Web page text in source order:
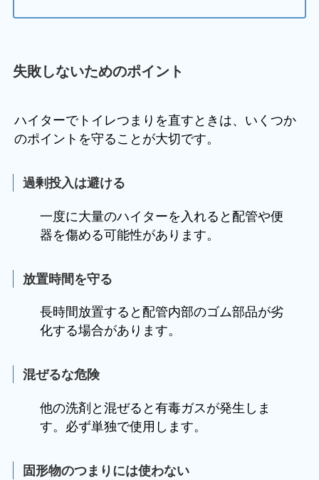
失敗しないためのポイント
ハイターでトイレつまりを直すときは、いくつか
のポイントを守ることが大切です。
過剰投入は避ける
一度に大量のハイターを入れると配管や便
器を傷める可能性があります。
放置時間を守る
長時間放置すると配管内部のゴム部品が劣
化する場合があります。
混ぜるな危険
他の洗剤と混ぜると有毒ガスが発生しま
す。必ず単独で使用します。
固形物のつまりには使わない